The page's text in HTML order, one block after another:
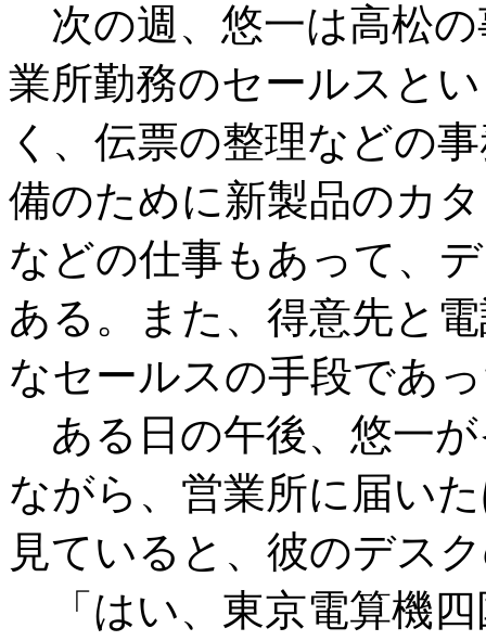
次の週、悠一は高松
業所勤務のセールスと
く、伝票の整理などの
備のために新製品のカ
などの仕事もあって、
ある。また、得意先と
なセールスの手段であ
ある日の午後、悠一
ながら、営業所に届い
見ていると、彼のデス
「はい、東京電算機